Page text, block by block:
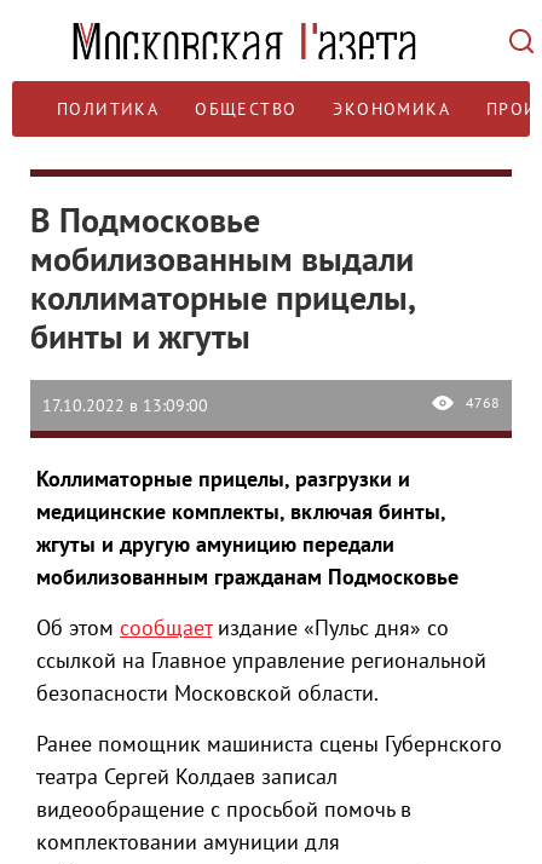
ПОЛИТИКА ОБЩЕСТВО ЭКОНОМИКА
В Подмосковье
мобилизованным выдали
коллиматорные прицелы,
бинты и жгуты
17.10.2022 в 13:09:00 4768
Коллиматорные прицелы, разгрузки и
медицинские комплекты, включая бинты,
жгуты и другую амуницию передали
мобилизованным гражданам Подмосковье
Об этом сообщаетиздание «Пульс дня» со
ссылкой на Главное управление региональной
безопасности Московской области.
Ранее помощник машиниста сцены Губернского
театра Сергей Колдаев записал
видеообращение с просьбой помочь в
комплектовании амуниции для